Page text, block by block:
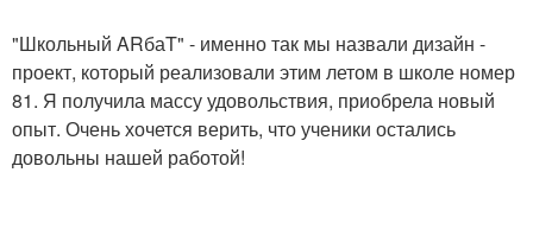
"Школьный ARбаT" - именно так мы назвали дизайн -
проект, который реализовали этим летом в школе номер
81. Я получила массу удовольствия, приобрела новый
опыт. Очень хочется верить, что ученики остались
довольны нашей работой!